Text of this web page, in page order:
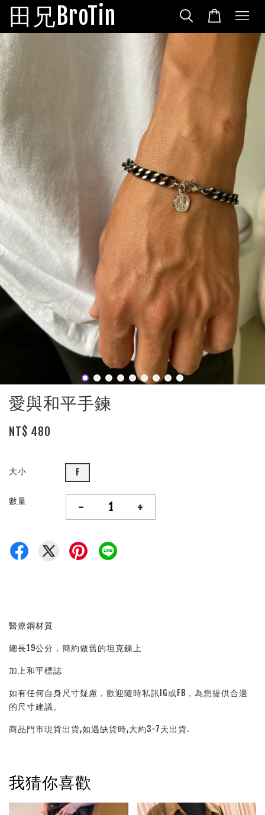
田兄BroTin
愛與和平手鍊
NT$ 480
大小 F
數量 - +
醫療鋼材質
總長19公分，簡約做舊的坦克鍊上
加上和平標誌
如有任何自身尺寸疑慮，歡迎隨時私訊IG或FB，為您提供合適
的尺寸建議。
商品門市現貨出貨,如遇缺貨時,大約3-7天出貨.
我猜你喜歡